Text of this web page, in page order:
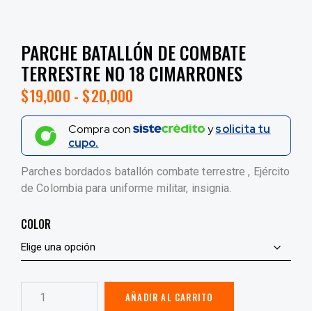
PARCHE BATALLÓN DE COMBATE
TERRESTRE NO 18 CIMARRONES
$19,000 - $20,000
Compra con ysolicita tu
cupo.
Parches bordados batallón combate terrestre , Ejército
de Colombia para uniforme militar, insignia.
COLOR
AÑADIR AL CARRITO